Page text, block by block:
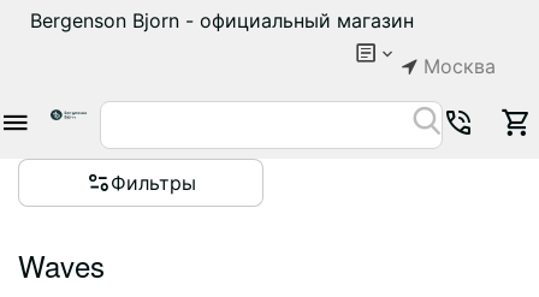
Bergenson Bjorn - официальный магазин
Москва
Фильтры
Waves